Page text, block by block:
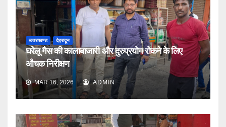
उत्तराखण्ड देहरादून
घरेलू गैस की कालाबाजारी और दुरुप्रयोग रोकने के लिए
औचक निरीक्षण
MAR 16, 2026 ADMIN